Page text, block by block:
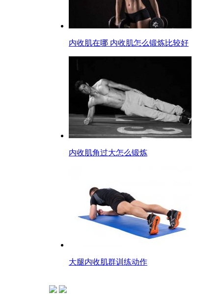
内收肌在哪 内收肌怎么锻炼比较好
内收肌角过大怎么锻炼
大腿内收肌群训练动作